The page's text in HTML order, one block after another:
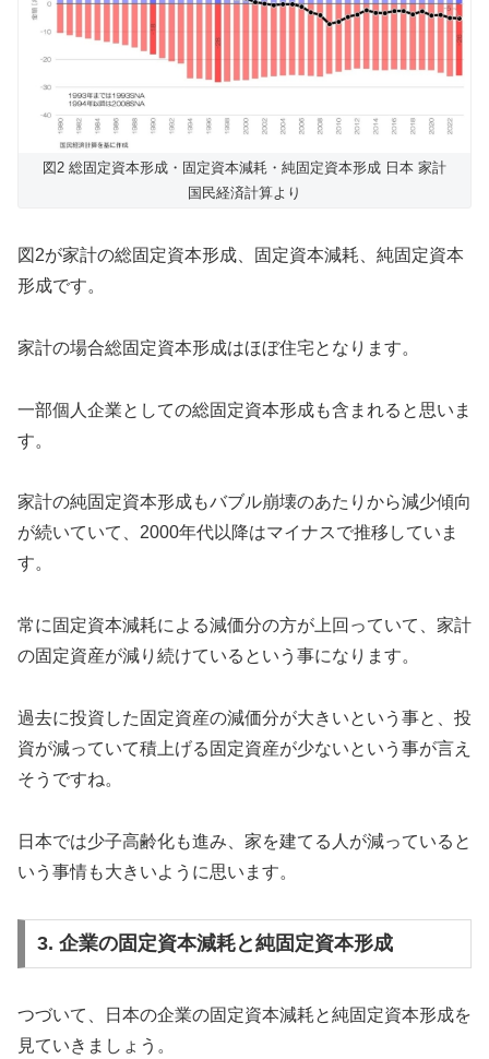
図2 総固定資本形成・固定資本減耗・純固定資本形成 日本 家計
国民経済計算より
図2が家計の総固定資本形成、固定資本減耗、純固定資本
形成です。
家計の場合総固定資本形成はほぼ住宅となります。
一部個人企業としての総固定資本形成も含まれると思いま
す。
家計の純固定資本形成もバブル崩壊のあたりから減少傾向
が続いていて、2000年代以降はマイナスで推移していま
す。
常に固定資本減耗による減価分の方が上回っていて、家計
の固定資産が減り続けているという事になります。
過去に投資した固定資産の減価分が大きいという事と、投
資が減っていて積上げる固定資産が少ないという事が言え
そうですね。
日本では少子高齢化も進み、家を建てる人が減っていると
いう事情も大きいように思います。
3. 企業の固定資本減耗と純固定資本形成
つづいて、日本の企業の固定資本減耗と純固定資本形成を
見ていきましょう。